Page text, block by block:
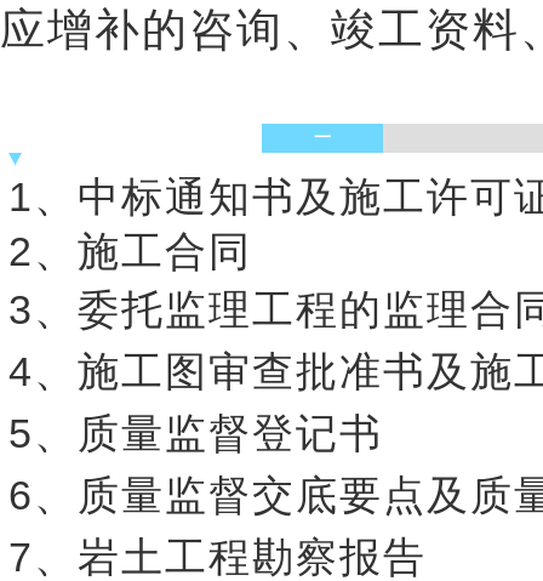
应增补的咨询、竣工资
一
1、中标通知书及施工许可
2、施工合同
3、委托监理工程的监理合
4、施工图审查批准书及施
5、质量监督登记书
6、质量监督交底要点及质
7、岩土工程勘察报告